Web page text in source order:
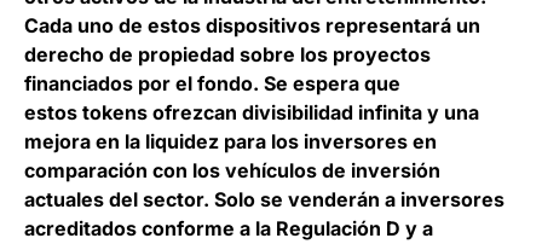
Cada uno de estos dispositivos representará un
derecho de propiedad sobre los proyectos
financiados por el fondo. Se espera que
estos tokens ofrezcan divisibilidad infinita y una
mejora en la liquidez para los inversores en
comparación con los vehículos de inversión
actuales del sector. Solo se venderán a inversores
acreditados conforme a la Regulación D y a